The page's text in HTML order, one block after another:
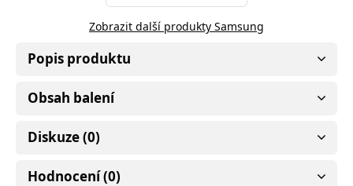
Zobrazit další produkty Samsung
Popis produktu
Obsah balení
Diskuze (0)
Hodnocení (0)